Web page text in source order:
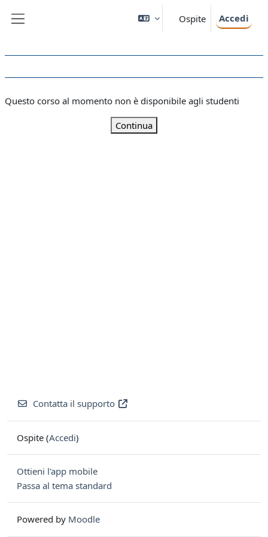
Ospite Accedi
Questo corso al momento non è disponibile agli studenti
Continua
Contatta il supporto
Ospite (Accedi)
Ottieni l'app mobile
Passa al tema standard
Powered by Moodle